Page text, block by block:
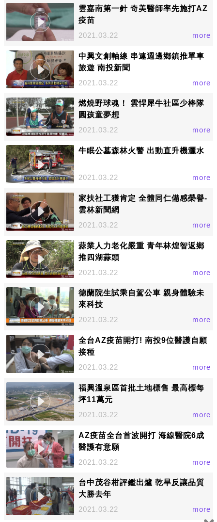
雲嘉南第一針 奇美醫師率先施打AZ
疫苗
2021.03.22
more
中興文創軸線 串連週邊鄉鎮推單車
旅遊 南投新聞
2021.03.22
more
燃燒野球魂！ 雲悍犀牛社區少棒隊
圓孩童夢想
2021.03.22
more
牛眠公墓森林火警 出動直升機灑水
2021.03.22 more
家扶社工獲肯定 全體同仁備感榮譽-
雲林新聞網
2021.03.22
more
蒜業人力老化嚴重 青年林煌智返鄉
推四湖蒜頭
2021.03.22
more
德蘭院生試乘自駕公車 親身體驗未
來科技
2021.03.22
more
全台AZ疫苗開打! 南投9位醫護自願
接種
2021.03.22
more
福興溫泉區首批土地標售 最高標每
坪11萬元
2021.03.22
more
AZ疫苗全台首波開打 海線醫院6成
醫護有意願
2021.03.22
more
台中茂谷柑評鑑出爐 乾旱反讓品質
大勝去年
2021.03.22
more